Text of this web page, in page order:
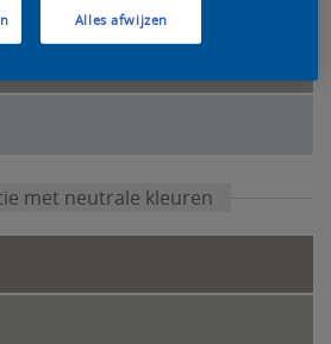
met neutrale kleuren
Alles afwijzen